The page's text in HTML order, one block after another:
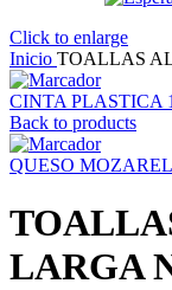
Click to enlarge
Inicio TOALLAS
CINTA PLASTICA
Back to products
QUESO
LARGA